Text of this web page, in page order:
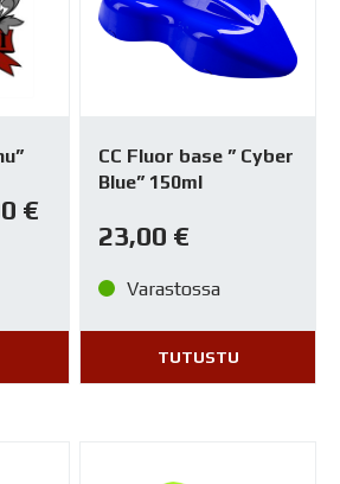
€Nykyinen
CC Fluor base ” Cyber
Blue” 150ml
23,00 €
Varastossa
TUTUSTU